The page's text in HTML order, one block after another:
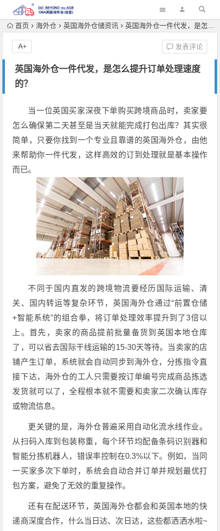
首页 海外仓 英国海外仓储资讯 英国海外仓一件代发，是怎么提升订单处理速度的？
英国海外仓一件代发，是怎么提升订单处理速度
的？
发表评论
A+
当一位英国买家深夜下单购买跨境商品时，卖家要
怎么确保第二天甚至是当天就能完成打包出库？其实很
简单，只要你找到一个专业且靠谱的英国海外仓，由他
来帮助你一件代发，这样高效的订到处理就是基本操作
而已。
不同于国内直发的跨境物流要经历国际运输、清
关、国内转运等复杂环节，英国海外仓通过“前置仓储
+智能系统”的组合拳，将订单处理效率提升到了3倍以
上。首先，卖家的商品提前批量备货到英国本地仓库
了，可以省去国际干线运输的15-30天等待。当卖家的店
铺产生订单，系统就会自动同步到海外仓，分拣指令直
接下达，海外仓的工人只需要按订单编号完成商品拣选
发货就可以了，全程根本就不需要和卖家二次确认库存
或物流信息。
更关键的是，海外仓普遍采用自动化流水线作业。
从扫码入库到包装称重，每个环节均配备条码识别器和
智能分拣机器人，错误率控制在0.3%以下。例如，当同
一买家多次下单时，系统会自动合并订单并规划最优打
包方案，避免了无效的重复操作。
还有在配送环节，英国海外仓都会和英国本地的快
递商深度合作，什么当日达、次日达，这些都洒洒水啦~